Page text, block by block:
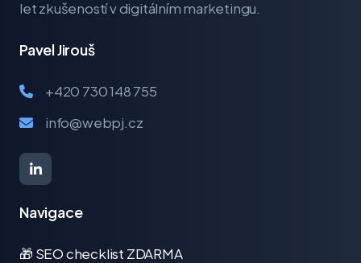
let zkušeností v digitálním marketingu.
Pavel Jirouš
+420 730 148 755
info@webpj.cz
Navigace
🎁 SEO checklist ZDARMA